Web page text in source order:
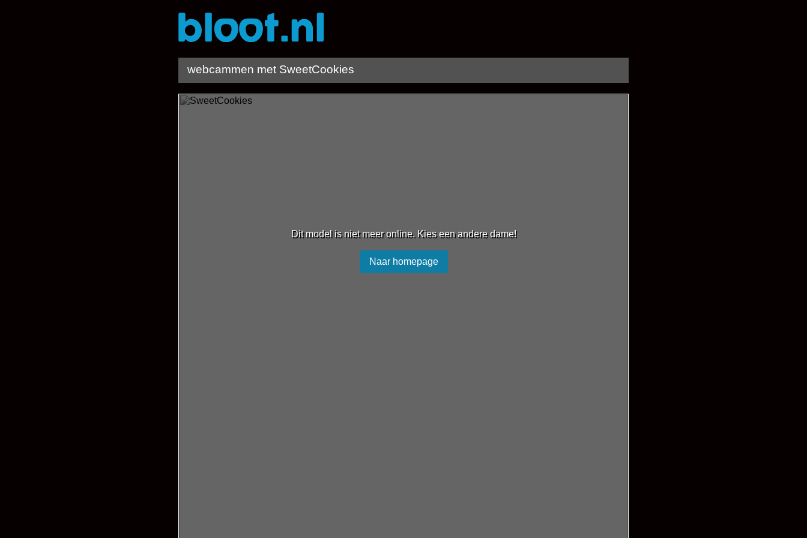
webcammen met SweetCookies
Dit model is niet meer online. Kies een andere dame!
Naar homepage